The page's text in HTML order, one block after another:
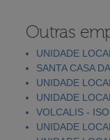
Outras
UNIDADE
SANTA CASA
UNIDADE
UNIDADE
VOLCALIS -
UNIDADE